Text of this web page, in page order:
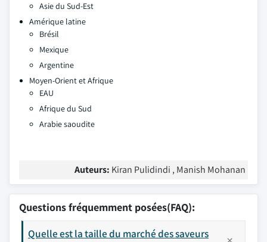
Asie du Sud-Est
Amérique latine
Brésil
Mexique
Argentine
Moyen-Orient et Afrique
EAU
Afrique du Sud
Arabie saoudite
Auteurs: Kiran Pulidindi , Manish Mohanan
Questions fréquemment posées(FAQ):
Quelle est la taille du marché des saveurs